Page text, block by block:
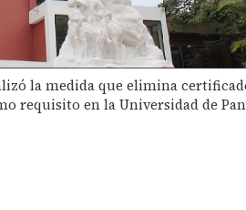
la medida que elimina
requisito en la Universidad de